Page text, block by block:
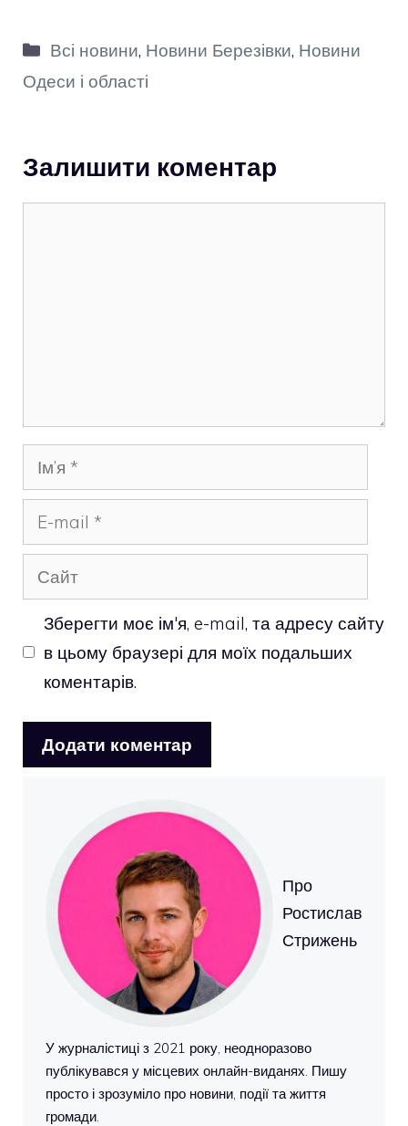
Категорії
Всі новини, Новини Березівки, Новини
Одеси і області
Залишити коментар
Ім’я
mail
Сайт
Зберегти моє ім'я, e-mail, та адресу сайту
в цьому браузері для моїх подальших
коментарів.
Про
Ростислав
Стрижень
У журналістиці з 2021 року, неодноразово
публікувався у місцевих онлайн-виданях. Пишу
просто і зрозуміло про новини, події та життя
громади.